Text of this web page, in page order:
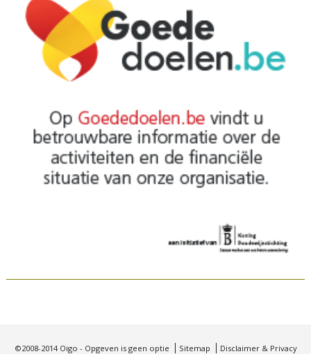
©2008-2014 Oigo - Opgeven is geen optie Sitemap Disclaimer & Privacy